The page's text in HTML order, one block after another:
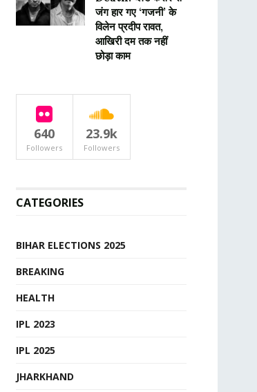
जंग हार गए ‘गजनी’ के
विलेन प्रदीप रावत,
आखिरी दम तक नहीं
छोड़ा काम
640
Followers
23.9k
Followers
CATEGORIES
BIHAR ELECTIONS 2025
BREAKING
HEALTH
IPL 2023
IPL 2025
JHARKHAND